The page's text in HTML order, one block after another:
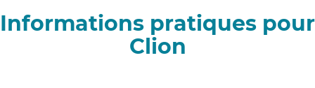
Informations pratiques pour
Clion